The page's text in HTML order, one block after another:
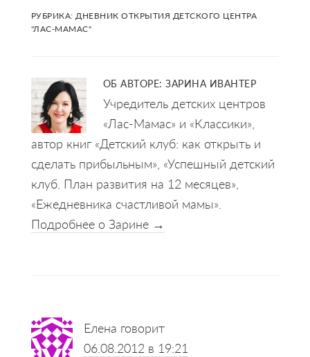
РУБРИКА:ДНЕВНИК ОТКРЫТИЯ ДЕТСКОГО ЦЕНТРА
"ЛАС-МАМАС"
ОБ АВТОРЕ:ЗАРИНА ИВАНТЕР
Учредитель детских центров
«Лас-Мамас» и «Классики»,
автор книг «Детский клуб: как открыть и
сделать прибыльным», «Успешный детский
клуб. План развития на 12 месяцев»,
«Ежедневника счастливой мамы».
Подробнее о Зарине →
Reader
Interactions
Елена говорит
06.08.2012 в 19:21